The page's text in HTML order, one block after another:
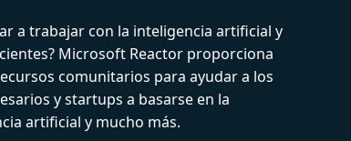
a trabajar con la inteligencia artificial y
Microsoft Reactor proporciona
comunitarios para ayudar a los
y startups a basarse en la
artificial y mucho más.